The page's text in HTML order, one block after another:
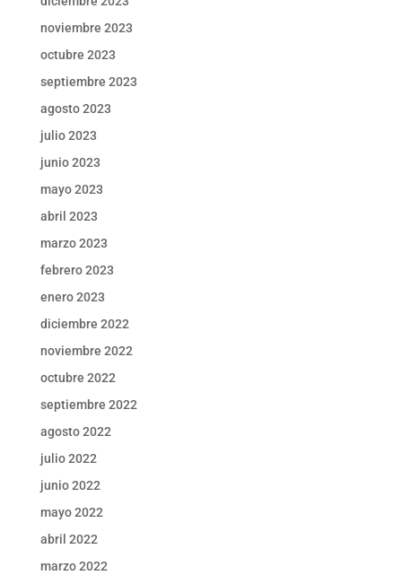
noviembre 2023
octubre 2023
septiembre 2023
agosto 2023
julio 2023
junio 2023
mayo 2023
abril 2023
marzo 2023
febrero 2023
enero 2023
diciembre 2022
noviembre 2022
octubre 2022
septiembre 2022
agosto 2022
julio 2022
junio 2022
mayo 2022
abril 2022
marzo 2022